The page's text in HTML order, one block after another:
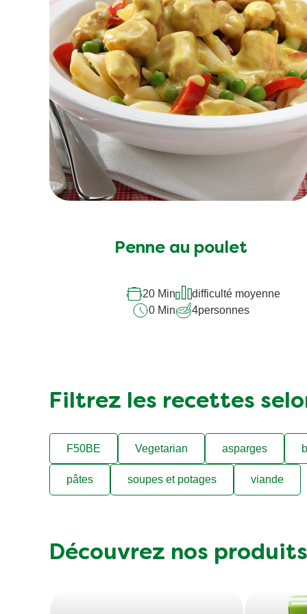
évaluation
pour
ce
recipe
20 Min
difficulté moyenne
F50BE Vegetarian asparges
pâtes soupes et potages viande